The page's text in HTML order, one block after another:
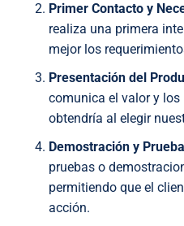
Primer Contacto y
realiza una primera
mejor los
Presentación del
comunica el valor y
obtendría al elegir
Demostración y
pruebas o
permitiendo que el
acción.